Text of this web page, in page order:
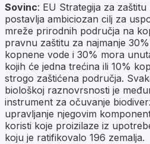
Sovinc: EU Strategija za
postavlja ambiciozan cilj za
mreže prirodnih područja na
pravnu zaštitu za najmanje
kopnene vode i 30% mora
kojih će jedna trećina ili 10%
strogo zaštićena područja.
biološkoj raznovrsnosti je
instrument za očuvanje
upravljanje njegovim
koristi koje proizilaze iz
koju je ratifikovalo 196 zemalja.